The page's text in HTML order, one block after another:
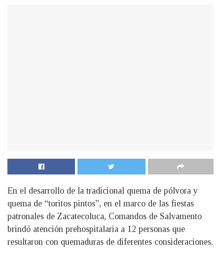
En el desarrollo de la tradicional quema de pólvora y
quema de “toritos pintos”, en el marco de las fiestas
patronales de Zacatecoluca, Comandos de Salvamento
brindó atención prehospitalaria a 12 personas que
resultaron con quemaduras de diferentes consideraciones.